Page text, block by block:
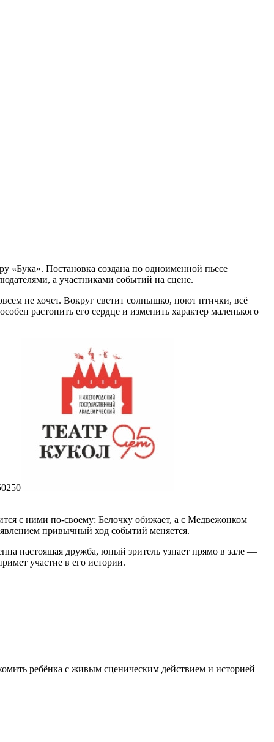
«Бука». Постановка создана по одноименной пьесе
а участниками событий на сцене.
не хочет. Вокруг светит солнышко, поют птички, всё
растопить его сердце и изменить характер маленького
250
с ними по-своему: Белочку обижает, а с Медвежонком
привычный ход событий меняется.
настоящая дружба, юный зритель узнает прямо в зале —
участие в его истории.
ребёнка с живым сценическим действием и историей